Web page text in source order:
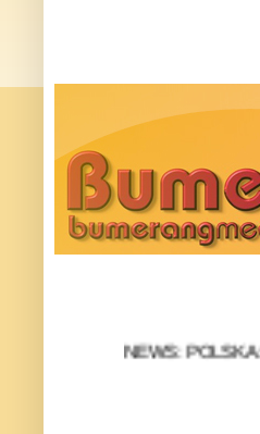
NEWS: POLSKA: